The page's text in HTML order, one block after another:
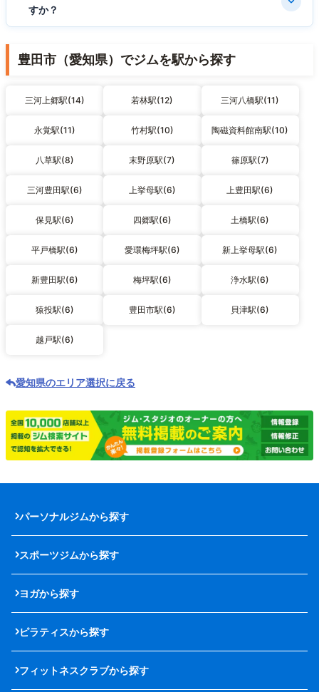
すか？
豊田市（愛知県）でジムを駅から探す
三河上郷駅(14) 若林駅(12) 三河八橋駅(11)
永覚駅(11) 竹村駅(10) 陶磁資料館南駅(10)
八草駅(8) 末野原駅(7) 篠原駅(7)
三河豊田駅(6) 上挙母駅(6) 上豊田駅(6)
保見駅(6) 四郷駅(6) 土橋駅(6)
平戸橋駅(6) 愛環梅坪駅(6) 新上挙母駅(6)
新豊田駅(6) 梅坪駅(6) 浄水駅(6)
猿投駅(6) 豊田市駅(6) 貝津駅(6)
越戸駅(6)
愛知県のエリア選択に戻る
パーソナルジムから探す
スポーツジムから探す
ヨガから探す
ピラティスから探す
フィットネスクラブから探す